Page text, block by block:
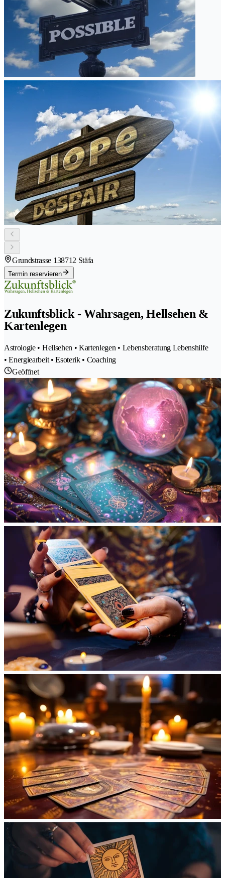
Grundstrasse 138712 Stäfa
Termin reservieren
Zukunftsblick - Wahrsagen, Hellsehen &
Kartenlegen
Astrologie • Hellsehen • Kartenlegen • Lebensberatung Lebenshilfe
• Energiearbeit • Esoterik • Coaching
Geöffnet